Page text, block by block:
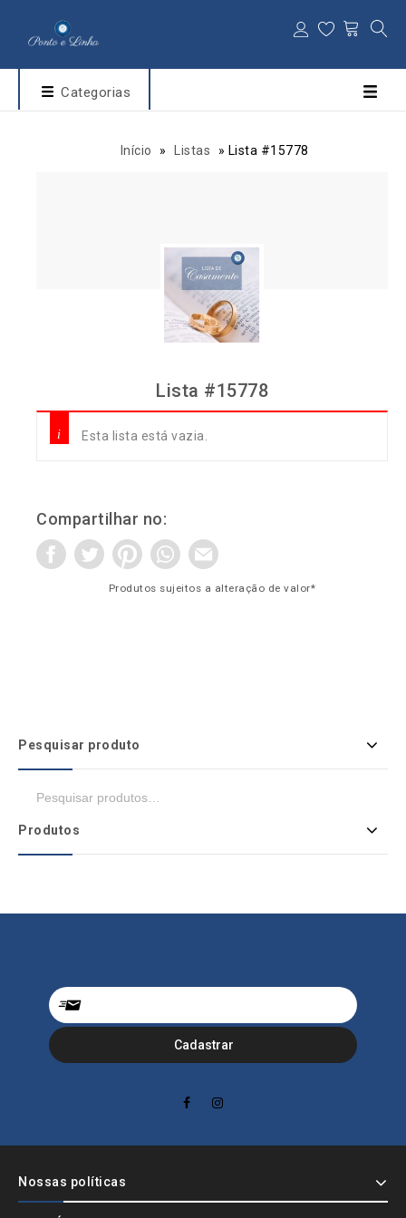
Categorias
Início » Listas » Lista #15778
Lista #15778
Esta lista está vazia.
Compartilhar no:
Produtos sujeitos a alteração de valor*
Pesquisar produto
Produtos
Nossas políticas